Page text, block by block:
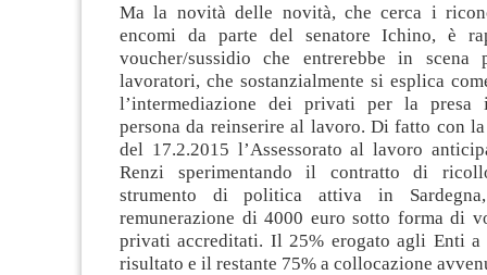
Ma la novità delle novità, che cerca i
encomi da parte del senatore Ichino, è
voucher/sussidio che entrerebbe in scena
lavoratori, che sostanzialmente si esplica
l’intermediazione dei privati per la presa
persona da reinserire al lavoro. Di fatto con
del 17.2.2015 l’Assessorato al lavoro
Renzi sperimentando il contratto di
strumento di politica attiva in
remunerazione di 4000 euro sotto forma di
privati accreditati. Il 25% erogato agli Enti a
risultato e il restante 75% a collocazione